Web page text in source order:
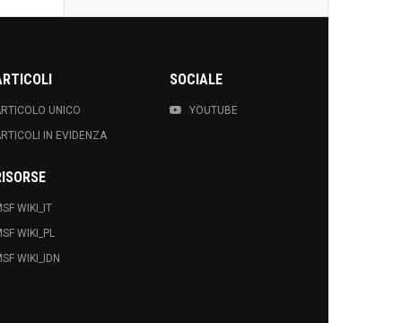
UNICO
IN EVIDENZA
WIKI_IT
WIKI_PL
WIKI_IDN
SOCIALE
YOUTUBE